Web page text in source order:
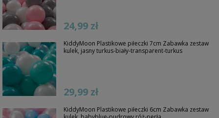
24,99 zł
KiddyMoon Plastikowe piłeczki 7cm Zabawka zestaw
kulek, jasny turkus-biały-transparent-turkus
29,99 zł
KiddyMoon Plastikowe piłeczki 6cm Zabawka zestaw